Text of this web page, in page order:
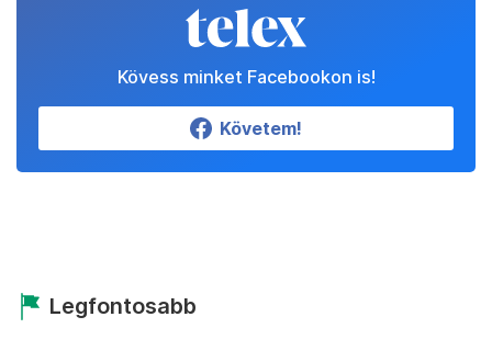
Kövess minket Facebookon is!
Követem!
Legfontosabb